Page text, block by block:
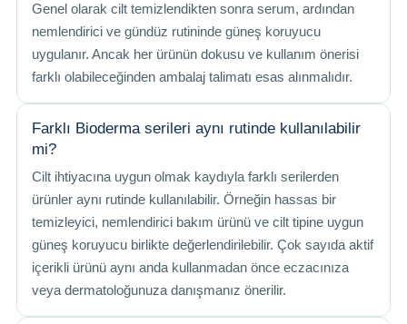
Genel olarak cilt temizlendikten sonra serum, ardından
nemlendirici ve gündüz rutininde güneş koruyucu
uygulanır. Ancak her ürünün dokusu ve kullanım önerisi
farklı olabileceğinden ambalaj talimatı esas alınmalıdır.
Farklı Bioderma serileri aynı rutinde kullanılabilir
mi?
Cilt ihtiyacına uygun olmak kaydıyla farklı serilerden
ürünler aynı rutinde kullanılabilir. Örneğin hassas bir
temizleyici, nemlendirici bakım ürünü ve cilt tipine uygun
güneş koruyucu birlikte değerlendirilebilir. Çok sayıda aktif
içerikli ürünü aynı anda kullanmadan önce eczacınıza
veya dermatoloğunuza danışmanız önerilir.